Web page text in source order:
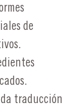
de
traducción